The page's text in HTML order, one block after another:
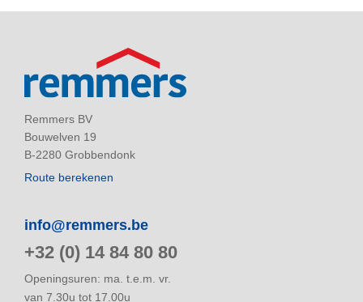
Remmers BV
Bouwelven 19
B-2280 Grobbendonk
Route berekenen
info@remmers.be
+32 (0) 14 84 80 80
Openingsuren: ma. t.e.m. vr.
van 7.30u tot 17.00u